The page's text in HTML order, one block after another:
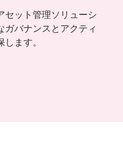
セット管理ソリューシ
ガバナンスとアクティ
ます。